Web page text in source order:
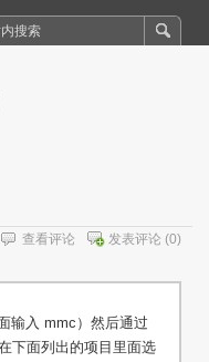
发表评论 (0)
查看评论
输入 mmc）然后通过
下面列出的项目里面选